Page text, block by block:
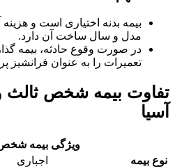
بیمه بدنه اختیاری است و
مدل و سال ساخت آن دارد.
در صورت وقوع حادثه، بیمه
تعمیرات را به عنوان فرانشیز
تفاوت بیمه شخص ثالث
آسیا
ویژگی بیمه
نوع بیمه
اجباری